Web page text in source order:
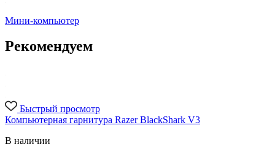
Мини-компьютер
Рекомендуем
Быстрый просмотр
Компьютерная гарнитура Razer BlackShark V3
В наличии